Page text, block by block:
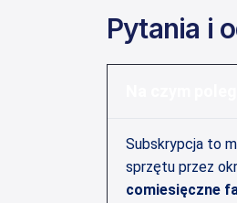
Pytania i
Subskrypcja to
sprzętu przez
comiesięczne